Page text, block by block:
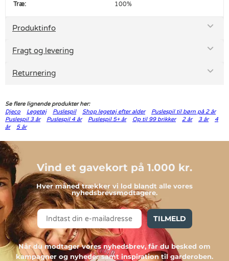
Træ: 100%
Produktinfo
Fragt og levering
Returnering
Se flere lignende produkter her:
Djeco
Legetøj Puslespil Shop legetøj efter alder
Puslespil til børn på 2 år
Puslespil 3 år
Puslespil 4 år Puslespil 5+ år Op til 99 brikker 2 år 3 år
4
år
5 år
Vind et gavekort på 1.000 kr.
Hver måned trækker vi lod blandt alle vores
nyhedsbrevsmodtagere.
TILMELD
Når du modtager vores nyhedsbrev, får du besked om
kampagner og nyheder samt inspiration til garderoben.